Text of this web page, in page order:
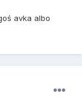
avka albo